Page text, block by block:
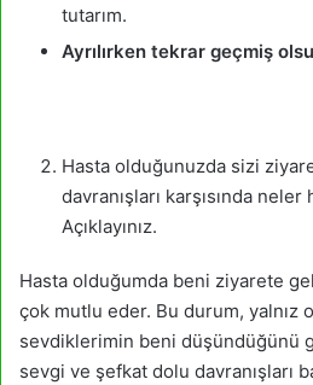
tutarım.
Ayrılırken tekrar geçmiş
Hasta olduğunuzda sizi
davranışları karşısında
Açıklayınız.
Hasta olduğumda beni ziyarete
çok mutlu eder. Bu durum, yalnız
sevdiklerimin beni düşündüğünü
sevgi ve şefkat dolu davranışları